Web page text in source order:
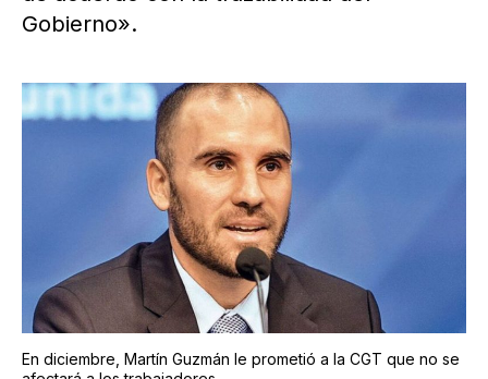
Gobierno».
En diciembre, Martín Guzmán le prometió a la CGT que no se